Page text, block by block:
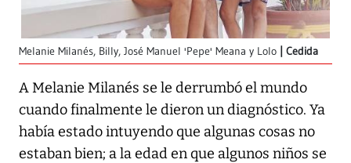
Melanie Milanés, Billy, José Manuel 'Pepe' Meana y Lolo Cedida
A Melanie Milanés se le derrumbó el mundo
cuando finalmente le dieron un diagnóstico. Ya
había estado intuyendo que algunas cosas no
estaban bien; a la edad en que algunos niños se